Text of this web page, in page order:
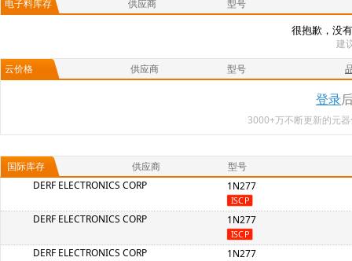
电子料库存 供应商 型号
很抱歉，没
建
云价格
供应商 型号
登录
3000+万不断更新的元
国际库存 供应商
型号
DERF ELECTRONICS CORP
1N277
DERF ELECTRONICS CORP 1N277
DERF ELECTRONICS CORP 1N277